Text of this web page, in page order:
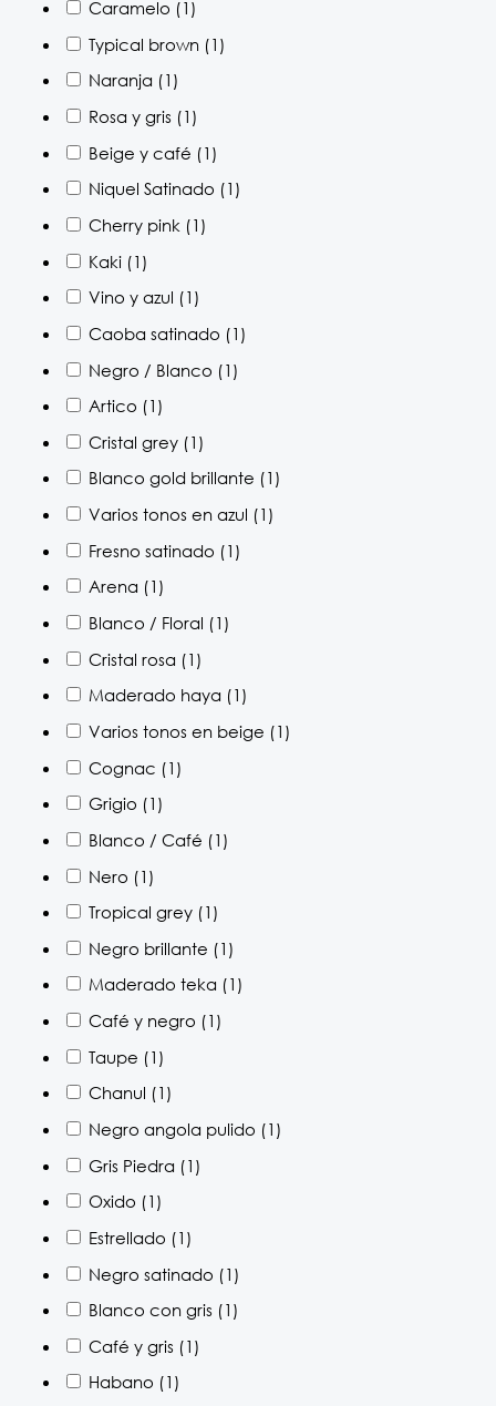
Caramelo (1)
Typical brown (1)
Naranja (1)
Rosa y gris (1)
Beige y café (1)
Niquel Satinado (1)
Cherry pink (1)
Kaki (1)
Vino y azul (1)
Caoba satinado (1)
Negro / Blanco (1)
Artico (1)
Cristal grey (1)
Blanco gold brillante (1)
Varios tonos en azul (1)
Fresno satinado (1)
Arena (1)
Blanco / Floral (1)
Cristal rosa (1)
Maderado haya (1)
Varios tonos en beige (1)
Cognac (1)
Grigio (1)
Blanco / Café (1)
Nero (1)
Tropical grey (1)
Negro brillante (1)
Maderado teka (1)
Café y negro (1)
Taupe (1)
Chanul (1)
Negro angola pulido (1)
Gris Piedra (1)
Oxido (1)
Estrellado (1)
Negro satinado (1)
Blanco con gris (1)
Café y gris (1)
Habano (1)